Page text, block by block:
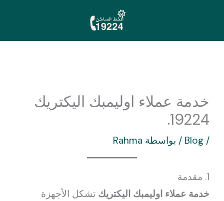
المحتوى
خدمة عملاء اوليمبك اليكتريك
19224.
/
Blog / بواسطة Rahma
1. مقدمة
خدمة عملاء اوليمبك اليكتريك تشكل الأجهزة